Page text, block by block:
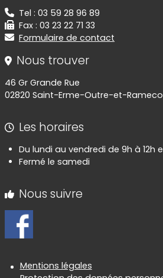
Tel : 03 59 28 96 89
Fax : 03 23 22 71 33
Formulaire de contact
Nous trouver
46 Gr Grande Rue
02820 Saint-Erme-Outre-et-
Les horaires
Du lundi au vendredi de 9h à 12h
Fermé le samedi
Nous suivre
Informations
Mentions légales